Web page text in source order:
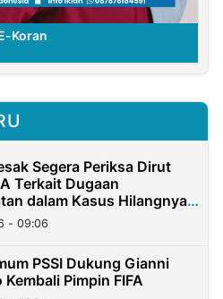
Koran
Segera Periksa Dirut
Terkait Dugaan
dalam Kasus Hilangnya
Rp2,58 Miliar
- 09:06
PSSI Dukung Gianni
Pimpin FIFA